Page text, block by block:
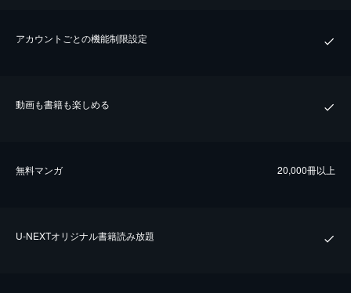
アカウントごとの機能制限設定
動画も書籍も楽しめる
無料マンガ 20,000冊以上
U-NEXTオリジナル書籍読み放題